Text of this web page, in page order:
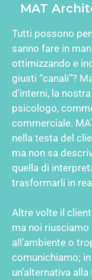
MAT
Tutti possono
sanno fare in
ottimizzando e
giusti “canali”?
d’interni, la
psicologo,
commerciale.
nella testa del
ma non sa
quella di
trasformarli in
Altre volte il
ma noi riusciamo
all’ambiente o
comunichiamo;
un’alternativa